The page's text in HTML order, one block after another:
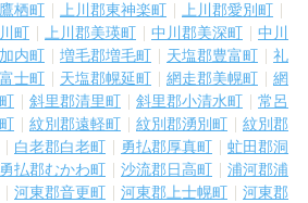
栖町 上川郡東神楽町
上川郡愛別町
町 上川郡美瑛町 中川郡美深町
中川
内町 増毛郡増毛町 天塩郡豊富町
礼
士町 天塩郡幌延町 網走郡美幌町
網
斜里郡清里町 斜里郡小清水町
常呂
紋別郡遠軽町 紋別郡湧別町
紋別郡
白老郡白老町 勇払郡厚真町
虻田郡洞
勇払郡むかわ町 沙流郡日高町
浦河郡浦
河東郡音更町 河東郡上士幌町
河東郡